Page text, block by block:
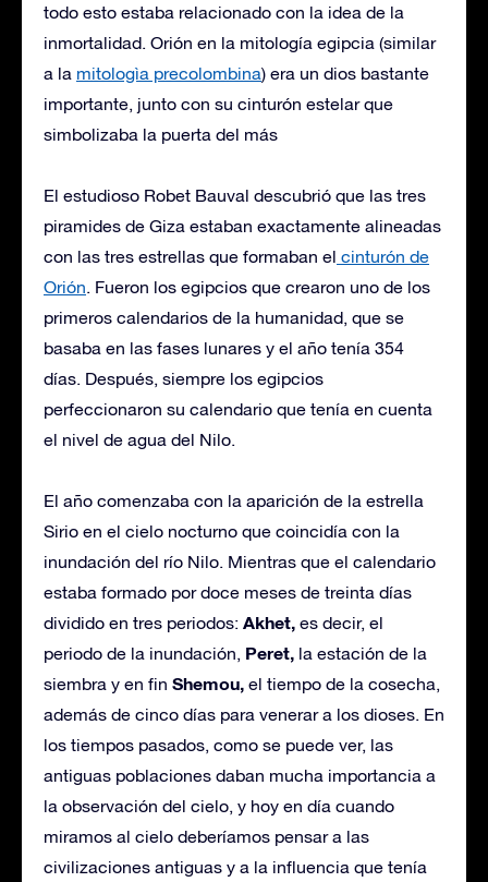
todo esto estaba relacionado con la idea de la
inmortalidad. Orión en la mitología egipcia (similar
a la mitologìa precolombina) era un dios bastante
importante, junto con su cinturón estelar que
simbolizaba la puerta del más
El estudioso Robet Bauval descubrió que las tres
piramides de Giza estaban exactamente alineadas
con las tres estrellas que formaban el cinturón de
Orión. Fueron los egipcios que crearon uno de los
primeros calendarios de la humanidad, que se
basaba en las fases lunares y el año tenía 354
días. Después, siempre los egipcios
perfeccionaron su calendario que tenía en cuenta
el nivel de agua del Nilo.
El año comenzaba con la aparición de la estrella
Sirio en el cielo nocturno que coincidía con la
inundación del río Nilo. Mientras que el calendario
estaba formado por doce meses de treinta días
dividido en tres periodos: Akhet, es decir, el
periodo de la inundación, Peret, la estación de la
siembra y en fin Shemou, el tiempo de la cosecha,
además de cinco días para venerar a los dioses. En
los tiempos pasados, como se puede ver, las
antiguas poblaciones daban mucha importancia a
la observación del cielo, y hoy en día cuando
miramos al cielo deberíamos pensar a las
civilizaciones antiguas y a la influencia que tenía